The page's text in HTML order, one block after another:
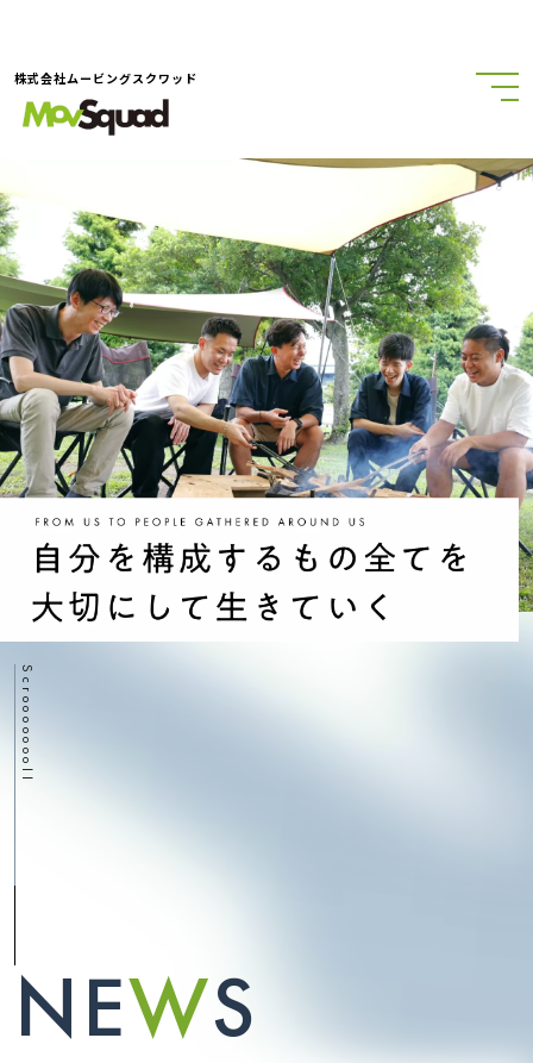
株式会社ムービングスクワッド
会社概要
Company News
制作実績
Works
代表挨拶
Message
社員紹介
Member
みんなの抱負
Bulletin board
Reserved.
Scroooooooll
NEWS